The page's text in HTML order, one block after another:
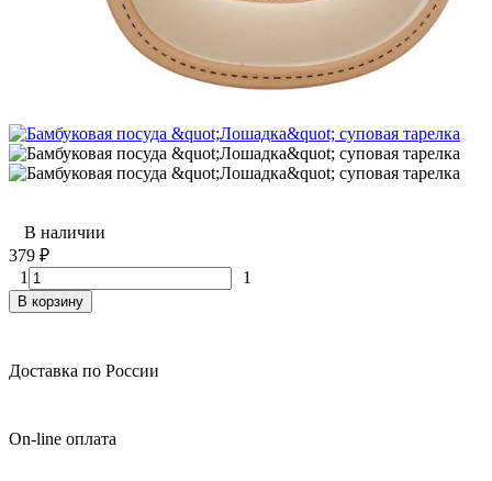
В наличии
379 ₽
1
1
В корзину
Доставка по России
On-line оплата